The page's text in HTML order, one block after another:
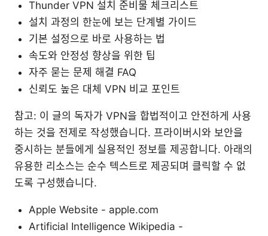
Thunder VPN 설치 준비물 체크리스트
설치 과정의 한눈에 보는 단계별 가이드
기본 설정으로 바로 사용하는 법
속도와 안정성 향상을 위한 팁
자주 묻는 문제 해결 FAQ
신뢰도 높은 대체 VPN 비교 포인트
참고: 이 글의 독자가 VPN을 합법적이고 안전하게 사용
하는 것을 전제로 작성했습니다. 프라이버시와 보안을
중시하는 분들에게 실용적인 정보를 제공합니다. 아래의
유용한 리소스는 순수 텍스트로 제공되며 클릭할 수 없
도록 구성했습니다.
Apple Website - apple.com
Artificial Intelligence Wikipedia -